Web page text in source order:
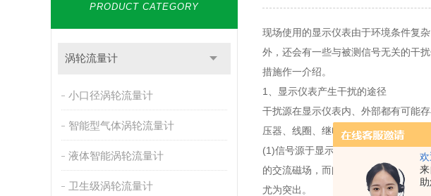
欢
PRODUCT CATEGORY
涡轮流量计
小口径涡轮流量计
智能型气体涡轮流量计
液体智能涡轮流量计
卫生级涡轮流量计
现场使用的显示仪表由于环境条件复
外，还会有一些与被测信号无关的干
措施作一介绍。
1、显示仪表产生干扰的途径
干扰源在显示仪表内、外部都有可能
压器、线圈、继电器、开关以及电源线
(1)信号源于显示仪表之间的连接导线
的交流磁场，而闭合回路处在这种变
尤为突出。